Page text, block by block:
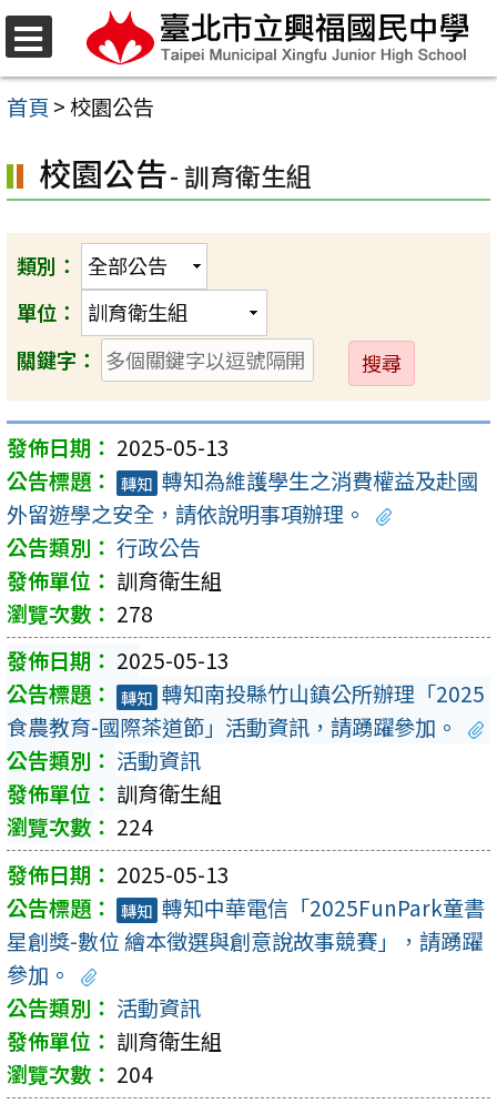
選
單
跳
至
主
內
容
首頁 >校園公告
校園公告- 訓育衛生組
類別：
單位：
關鍵字：
送
出
2025-05-13
轉知 轉知為維護學生之消費權益及赴國
外留遊學之安全，請依說明事項辦理。
行政公告
訓育衛生組
278
2025-05-13
轉知 轉知南投縣竹山鎮公所辦理「2025
食農教育-國際茶道節」活動資訊，請踴躍參加。
活動資訊
訓育衛生組
224
2025-05-13
轉知 轉知中華電信「2025FunPark童書
星創獎-數位 繪本徵選與創意說故事競賽」，請踴躍
參加。
活動資訊
訓育衛生組
204